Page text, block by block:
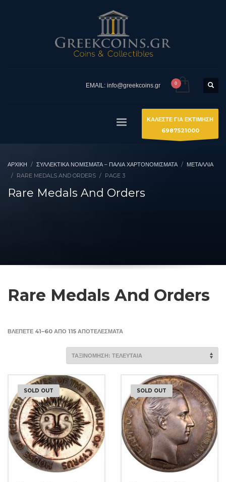
EMAIL: info@greekcoins.gr
ΚΑΛΕΣΤΕ ΓΙΑ ΕΚΤΙΜΗΣΗ
6987521000
ΑΡΧΙΚΉ ΣΥΛΛΕΚΤΙΚΆ ΝΟΜΊΣΜΑΤΑ – ΠΑΛΙΆ ΧΑΡΤΟΝΟΜΊΣΜΑΤΑ
ΜΕΤΑΛΛΙΑ
RARE MEDALS AND ORDERS
PAGE 3
Rare Medals And Orders
Rare Medals And Orders
ΒΛΈΠΕΤΕ 41–60 ΑΠΌ 115 ΑΠΟΤΕΛΈΣΜΑΤΑ
LATEST
SOLD OUT SOLD OUT